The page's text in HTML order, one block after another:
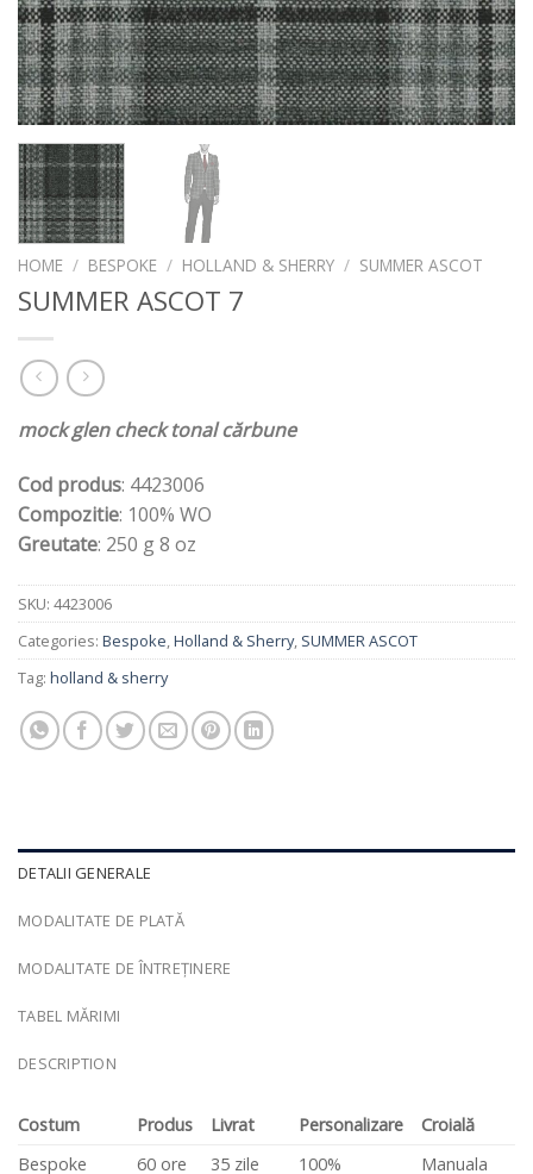
HOME / BESPOKE / HOLLAND & SHERRY / SUMMER ASCOT
SUMMER ASCOT 7
mock glen check tonal cărbune
Cod produs: 4423006
Compozitie: 100% WO
Greutate: 250 g 8 oz
SKU: 4423006
Categories: Bespoke,Holland & Sherry, SUMMER ASCOT
Tag: holland & sherry
DETALII GENERALE
MODALITATE DE PLATĂ
MODALITATE DE ÎNTREȚINERE
TABEL MĂRIMI
DESCRIPTION
Costum Produs Livrat Personalizare
Croială
Bespoke
60 ore 35 zile 100%
Manuala